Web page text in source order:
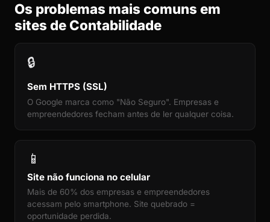
Os problemas mais comuns em
sites de Contabilidade
🔒
Sem HTTPS (SSL)
O Google marca como "Não Seguro". Empresas e
empreendedores fecham antes de ler qualquer coisa.
📱
Site não funciona no celular
Mais de 60% dos empresas e empreendedores
acessam pelo smartphone. Site quebrado =
oportunidade perdida.